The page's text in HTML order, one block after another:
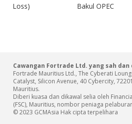
Loss)
Bakul OPEC
Cawangan Fortrade Ltd. yang sah
Fortrade Mauritius Ltd., The Cyberati
Catalyst, Silicon Avenue, 40 Cybercity,
Mauritius.
Diberi kuasa dan dikawal selia oleh
(FSC), Mauritius, nombor peniaga pelaburan
© 2023 GCMAsia Hak cipta terpelihara